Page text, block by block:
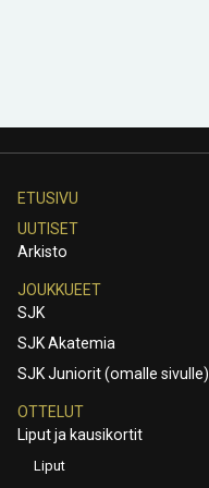
ETUSIVU
UUTISET
Arkisto
JOUKKUEET
SJK
SJK Akatemia
SJK Juniorit (omalle sivulle)
OTTELUT
Liput ja kausikortit
Liput